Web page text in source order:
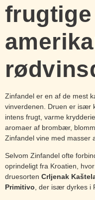
frugtige
Zinfandel er en af de mest
vinverdenen. Druen er især
intens frugt, varme
aromaer af brombær,
Zinfandel vine med masser
Selvom Zinfandel ofte
oprindeligt fra Kroatien,
druesorten Crljenak
Primitivo, der især dyrkes i